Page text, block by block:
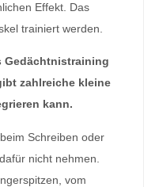
Effekt. Das
trainiert werden.
Gedächtnistraining
zahlreiche kleine
kann.
Schreiben oder
nicht nehmen.
vom